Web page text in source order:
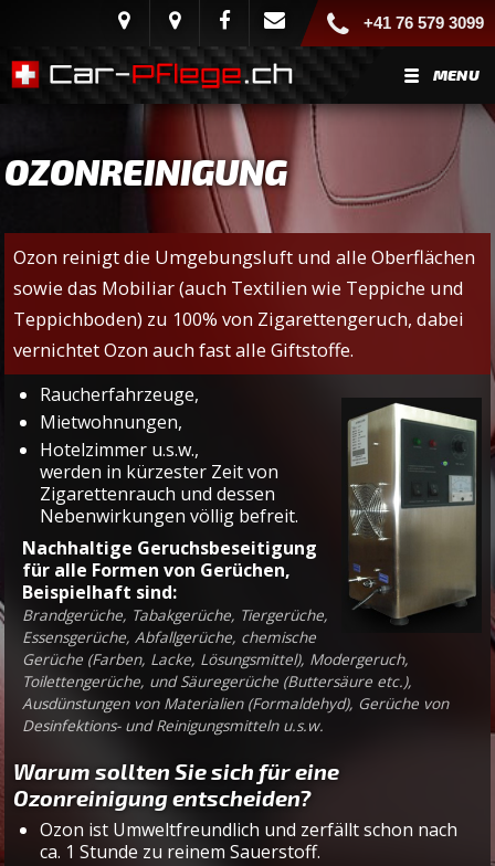
+41 76 579 3099
MENU
OZONREINIGUNG
Ozon reinigt die Umgebungsluft und alle Oberflächen
sowie das Mobiliar (auch Textilien wie Teppiche und
Teppichboden) zu 100% von Zigarettengeruch, dabei
vernichtet Ozon auch fast alle Giftstoffe.
Raucherfahrzeuge,
Mietwohnungen,
Hotelzimmer u.s.w.,
werden in kürzester Zeit von
Zigarettenrauch und dessen
Nebenwirkungen völlig befreit.
Nachhaltige Geruchsbeseitigung
für alle Formen von Gerüchen,
Beispielhaft sind:
Brandgerüche, Tabakgerüche, Tiergerüche,
Essensgerüche, Abfallgerüche, chemische
Gerüche (Farben, Lacke, Lösungsmittel), Modergeruch,
Toilettengerüche, und Säuregerüche (Buttersäure etc.),
Ausdünstungen von Materialien (Formaldehyd), Gerüche von
Desinfektions- und Reinigungsmitteln u.s.w.
Warum sollten Sie sich für eine
Ozonreinigung entscheiden?
Ozon ist Umweltfreundlich und zerfällt schon nach
ca. 1 Stunde zu reinem Sauerstoff.